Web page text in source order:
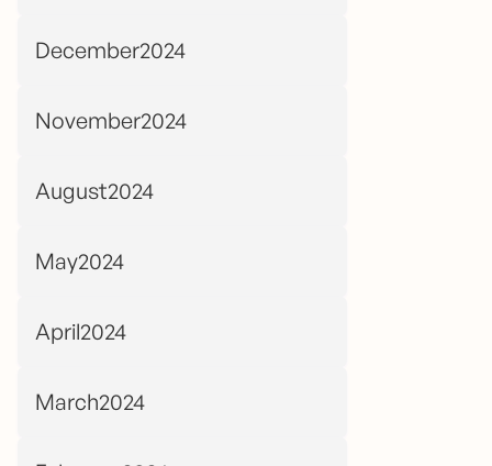
December2024
November2024
August2024
May2024
April2024
March2024